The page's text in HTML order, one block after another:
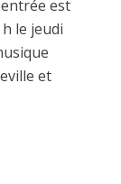
est
le jeudi
et